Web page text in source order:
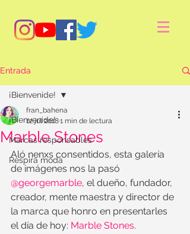
Entrada
¡Bienvenide!
Marcas responsables
Respira moda
¡Bienvenide!
Marble Stones
fran_bahena
12 jul 20181 min de lectura
Aló nenxs consentidos, esta galería
de imágenes nos la pasó
@georgemarble, el dueño, fundador,
creador, mente maestra y director de
la marca que honro en presentarles
el día de hoy: Marble Stones.